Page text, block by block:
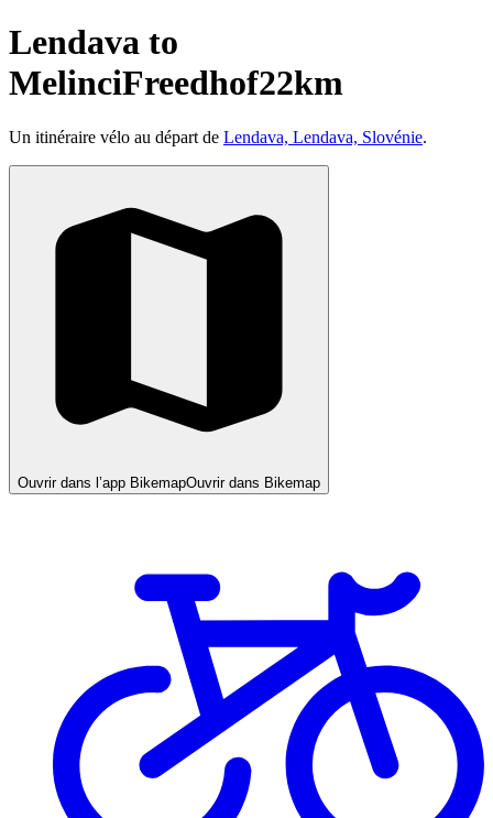
Lendava to
MelinciFreedhof22km
Un itinéraire vélo au départ de Lendava, Lendava, Slovénie.
Ouvrir dans l’app BikemapOuvrir dans Bikemap